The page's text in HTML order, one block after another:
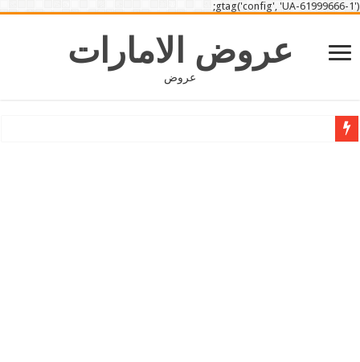
gtag('config', 'UA-61999666-1');
عروض الامارات
عروض